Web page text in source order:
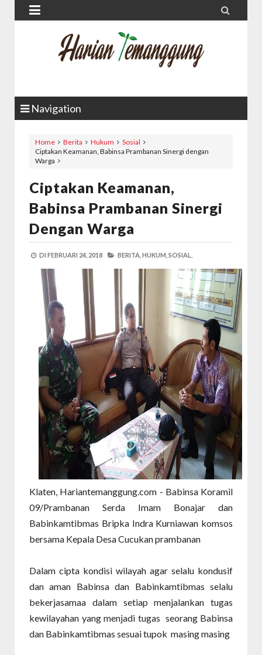
 
Navigation
Home Berita Hukum
Sosial
Ciptakan Keamanan, Babinsa Prambanan Sinergi dengan
Warga
Ciptakan Keamanan,
Babinsa Prambanan Sinergi
Dengan Warga
DI FEBRUARI 24, 2018 BERITA, HUKUM, SOSIAL,
Klaten, Hariantemanggung.com - Babinsa Koramil
09/Prambanan Serda Imam Bonajar dan
Babinkamtibmas Bripka Indra Kurniawan komsos
bersama Kepala Desa Cucukan prambanan
Dalam cipta kondisi wilayah agar selalu kondusif
dan aman Babinsa dan Babinkamtibmas selalu
bekerjasamaa dalam setiap menjalankan tugas
kewilayahan yang menjadi tugas seorang Babinsa
dan Babinkamtibmas sesuai tupok masing masing